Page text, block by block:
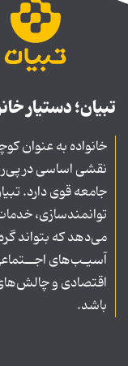
تبیان؛ دستیار
خانواده به عنوان
نقشی اساسی در
جامعه قوی دارد.
توانمندسازی،
می‌دهد که بتواند
آسیـب‌های
اقتصادی و
باشد.